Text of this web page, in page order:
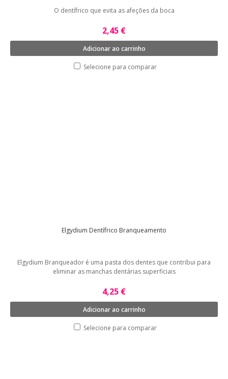
O dentífrico que evita as afeções da boca
2,45 €
Adicionar ao carrinho
Selecione para comparar
Elgydium Dentífrico Branqueamento
Elgydium Branqueador é uma pasta dos dentes que contribui para
eliminar as manchas dentárias superficiais
4,25 €
Adicionar ao carrinho
Selecione para comparar